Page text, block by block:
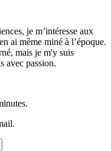
je m’intéresse aux
ai même miné à l’époque.
mais je m'y suis
avec passion.